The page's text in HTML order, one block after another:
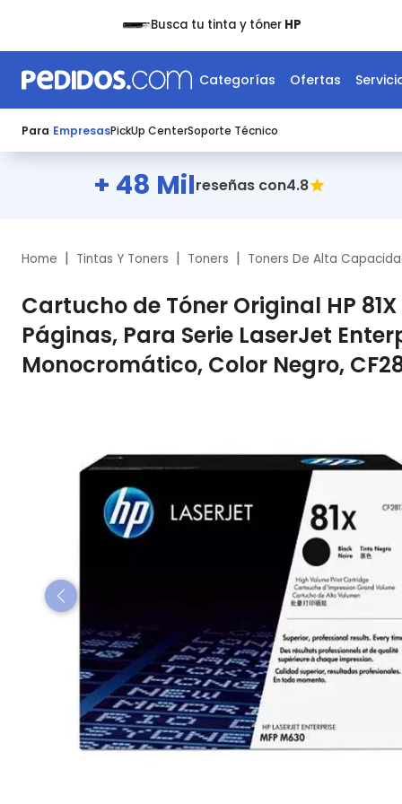
Busca tu tinta y tónerHP
Categorías Ofertas
Para EmpresasPickUp CenterSoporte Técnico
+ 48 Milreseñas con4.8
Home | Tintas Y Toners | Toners | Toners De Alta
Cartucho de Tóner Original HP
Páginas, Para Serie LaserJet
Monocromático, Color Negro,